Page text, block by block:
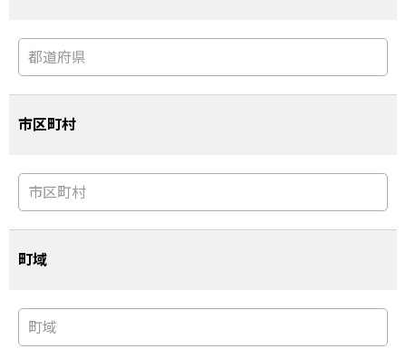
市区町村
町域